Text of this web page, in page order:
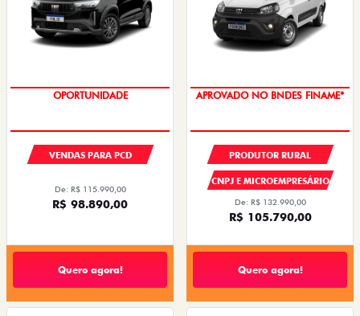
OPORTUNIDADE
VENDAS PARA PCD
De: R$ 115.990,00
R$ 98.890,00
Quero agora!
APROVADO NO BNDES FINAME*
PRODUTOR RURAL
CNPJ E MICROEMPRESÁRIO
De: R$ 132.990,00
R$ 105.790,00
Quero agora!